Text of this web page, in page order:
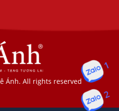
Ánh. All rights reserved
1
2